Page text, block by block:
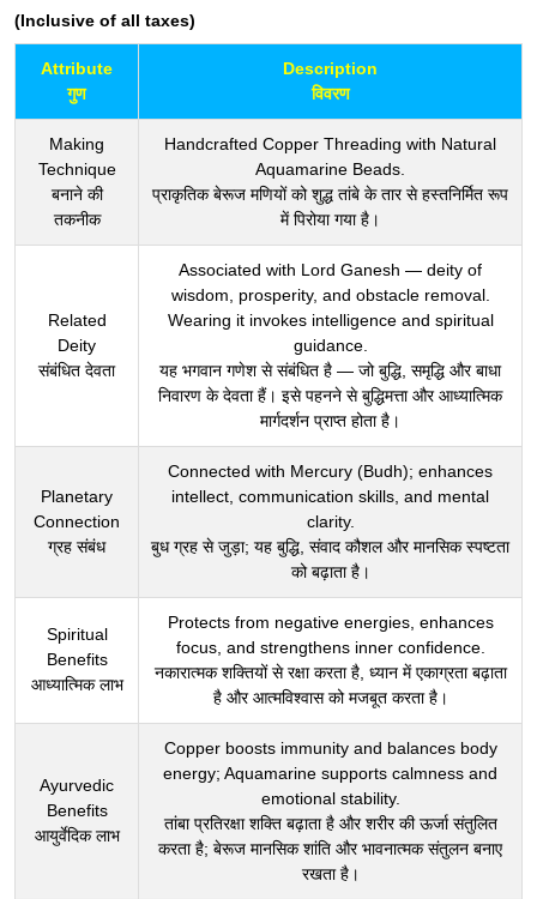
(Inclusive of all taxes)
Attribute
गुण
Description
विवरण
Making
Technique
बनाने की
तकनीक
Handcrafted Copper Threading with Natural
Aquamarine Beads.
प्राकृतिक बेरूज मणियों को शुद्ध तांबे के तार से हस्तनिर्मित रूप
में पिरोया गया है।
Related
Deity
संबंधित देवता
Associated with Lord Ganesh — deity of
wisdom, prosperity, and obstacle removal.
Wearing it invokes intelligence and spiritual
guidance.
यह भगवान गणेश से संबंधित है — जो बुद्धि, समृद्धि और बाधा
निवारण के देवता हैं। इसे पहनने से बुद्धिमत्ता और आध्यात्मिक
मार्गदर्शन प्राप्त होता है।
Planetary
Connection
ग्रह संबंध
Connected with Mercury (Budh); enhances
intellect, communication skills, and mental
clarity.
बुध ग्रह से जुड़ा; यह बुद्धि, संवाद कौशल और मानसिक स्पष्टता
को बढ़ाता है।
Spiritual
Benefits
आध्यात्मिक लाभ
Protects from negative energies, enhances
focus, and strengthens inner confidence.
नकारात्मक शक्तियों से रक्षा करता है, ध्यान में एकाग्रता बढ़ाता
है और आत्मविश्वास को मजबूत करता है।
Ayurvedic
Benefits
आयुर्वेदिक लाभ
Copper boosts immunity and balances body
energy; Aquamarine supports calmness and
emotional stability.
तांबा प्रतिरक्षा शक्ति बढ़ाता है और शरीर की ऊर्जा संतुलित
करता है; बेरूज मानसिक शांति और भावनात्मक संतुलन बनाए
रखता है।